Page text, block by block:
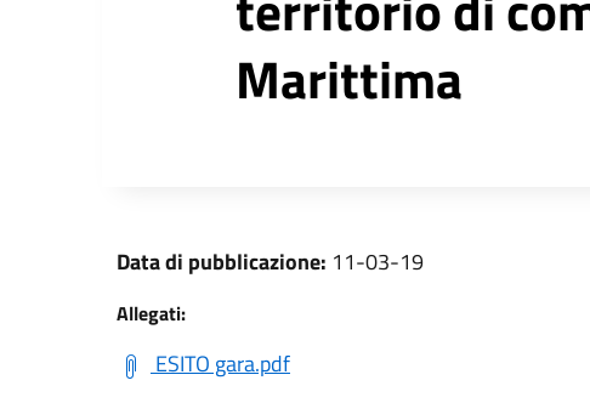
Marittima
Data di pubblicazione: 11-03-19
Allegati:
ESITO gara.pdf